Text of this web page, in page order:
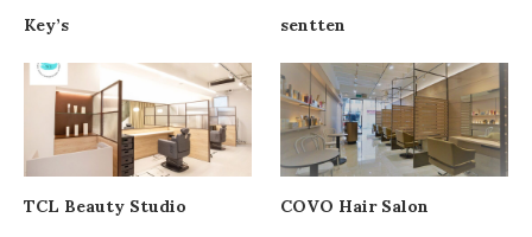
Key’s sentten
TCL Beauty Studio COVO Hair Salon